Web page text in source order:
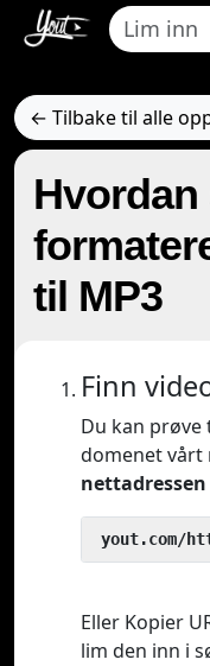
← Tilbake til alle
til MP3
Finn
Du kan prøve
domenet vårt
nettadressen
yout.com/
Eller Kopier
lim den inn i